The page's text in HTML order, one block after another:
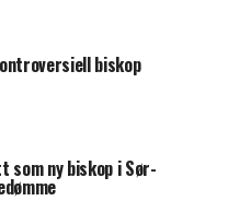
biskop
som ny biskop i Sør-